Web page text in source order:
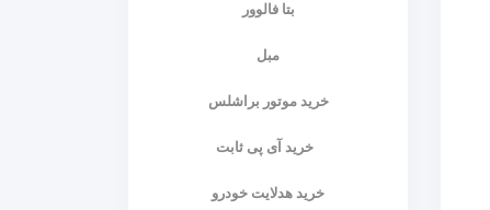
بتا فالوور
مبل
خرید موتور براشلس
خرید آی پی ثابت
خرید هدلایت خودرو